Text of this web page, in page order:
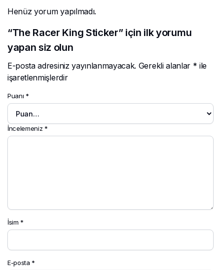
Henüz yorum yapılmadı.
“The Racer King Sticker” için ilk yorumu
yapan siz olun
E-posta adresiniz yayınlanmayacak. Gerekli alanlar * ile
işaretlenmişlerdir
Puanı *
İncelemeniz *
İsim *
E-posta *